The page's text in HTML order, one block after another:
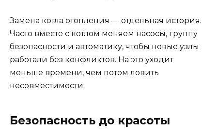
Замена котла отопления — отдельная история.
Часто вместе с котлом меняем насосы, группу
безопасности и автоматику, чтобы новые узлы
работали без конфликтов. На это уходит
меньше времени, чем потом ловить
несовместимости.
Безопасность до красоты